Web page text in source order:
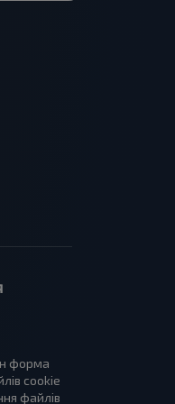
форма
cookie
файлів